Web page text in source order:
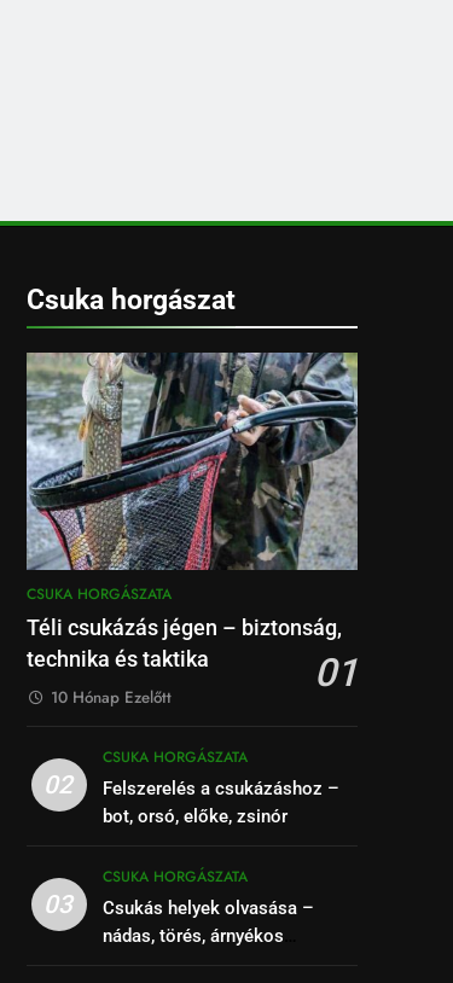
Csuka horgászat
CSUKA HORGÁSZATA
Téli csukázás jégen – biztonság,
technika és taktika
01
10 Hónap Ezelőtt
02
CSUKA HORGÁSZATA
Felszerelés a csukázáshoz –
bot, orsó, előke, zsinór
03
CSUKA HORGÁSZATA
Csukás helyek olvasása –
nádas, törés, árnyékos